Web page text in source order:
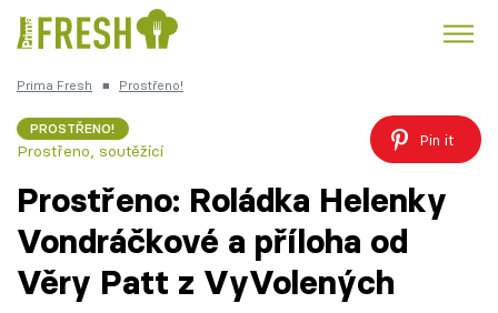
Česká kuchyně
Témata
Prima Fresh ■ Prostřeno!
PROSTŘENO!
Prostřeno, soutěžící
Pin it
Prostřeno: Roládka Helenky
Vondráčkové a příloha od
Věry Patt z VyVolených